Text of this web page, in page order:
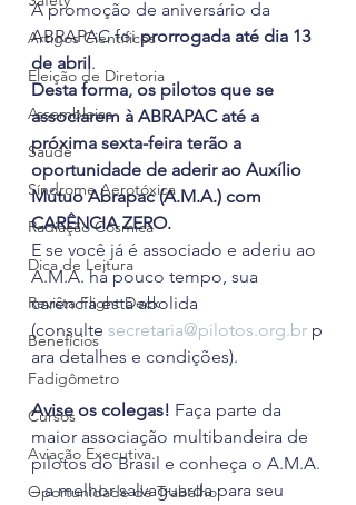
Artigos Científicos
Eleição de Diretoria
Assembleias
Saúde
Síndrome Aerotóxica
Radiação Cósmica
Dica de Leitura
Revista Flight Deck
Benefícios
Fadigômetro
Cursos
Aviação Executiva
Oportunidade de Trabalho
A promoção de aniversário da
ABRAPAC foi prorrogada até dia 13
de abril.
Desta forma, os pilotos que se
associarem à ABRAPAC até a
próxima sexta-feira terão a
oportunidade de aderir ao Auxílio
Mútuo Abrapac (A.M.A.) com
CARÊNCIA ZERO.
E se você já é associado e aderiu ao
A.M.A. há pouco tempo, sua
carência está abolida
(consulte secretaria@pilotos.org.br p
ara detalhes e condições).
Avise os colegas! Faça parte da
maior associação multibandeira de
pilotos do Brasil e conheça o A.M.A.
– a melhor salvaguarda para seu